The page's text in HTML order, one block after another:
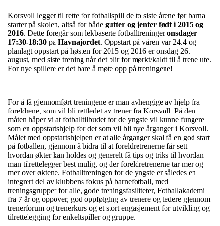
Korsvoll legger til rette for fotballspill de to siste årene før barna
starter på skolen, altså for både gutter og jenter født i 2015 og
2016. Dette foregår som lekbaserte fotballtreningeronsdager
17:30-18:30 på Havnajordet. Oppstart på våren var 24.4 og
planlagt oppstart på høsten for 2015 og 2016 er onsdag 26.
august, med siste trening når det blir for mørkt/kaldt til å trene ute.
For nye spillere er det bare å møte opp på treningene!
For å få gjennomført treningene er man avhengige av hjelp fra
foreldrene, som vil bli rettledet av trener fra Korsvoll. På den
måten håper vi at fotballtilbudet for de yngste vil kunne fungere
som en oppstartshjelp for det som vil bli nye årganger i Korsvoll.
Målet med oppstartshjelpen er at alle årganger skal få en god start
på fotballen, gjennom å bidra til at foreldretrenerne får sett
hvordan økter kan holdes og generelt få tips og triks til hvordan
man tilrettelegger best mulig, og der foreldretrenerne tar mer og
mer over øktene. Fotballtreningen for de yngste er således en
integrert del av klubbens fokus på barnefotball, med
treningsgrupper for alle, gode treningsfasiliteter, Fotballakademi
fra 7 år og oppover, god oppfølging av trenere og ledere gjennom
trenerforum og trenerkurs og et stort engasjement for utvikling og
tilrettelegging for enkeltspiller og gruppe.